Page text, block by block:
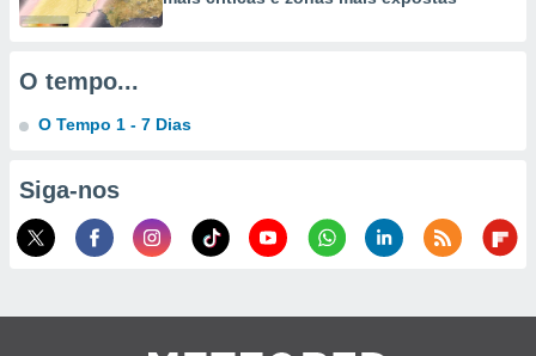
estudos
O tempo...
O Tempo 1 - 7 Dias
Siga-nos